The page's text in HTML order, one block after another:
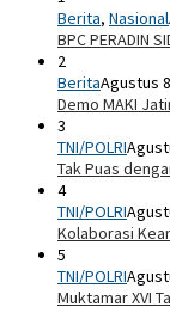
Berita, Nasional
BPC PERADIN
2
BeritaAgustus
Demo MAKI
3
TNI/POLRI
Tak Puas
4
TNI/POLRI
Kolaborasi
5
TNI/POLRI
Muktamar XVI